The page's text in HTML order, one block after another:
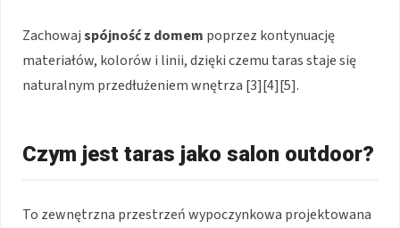
Zachowajspójność z domem poprzez kontynuację
materiałów, kolorów i linii, dzięki czemu taras staje się
naturalnym przedłużeniem wnętrza [3][4][5].
Czym jest taras jako salon outdoor?
To zewnętrzna przestrzeń wypoczynkowa projektowana